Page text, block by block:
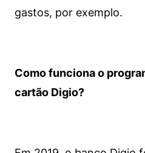
gastos, por exemplo.
Como funciona o
cartão Digio?